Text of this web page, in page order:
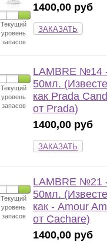
Текущий
уровень
запасов
1400,00 руб
ЗАКАЗАТЬ
Текущий
уровень
запасов
LAMBRE №14
50мл.
как Prada
от Prada)
1400,00 руб
ЗАКАЗАТЬ
Текущий
уровень
запасов
LAMBRE №21
50мл.
как - Amour
от Cachare)
1400,00 руб